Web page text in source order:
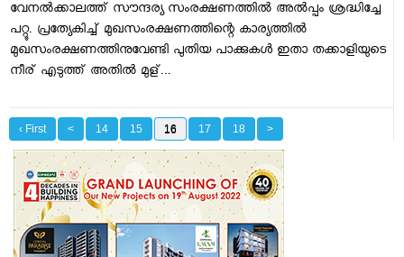
വേനല്‍ക്കാലത്ത്‌ സൗന്ദര്യ സംരക്ഷണത്തില്‍ അല്‍പ്പം ശ്രദ്ധിച്ചേ
പറ്റൂ. പ്രത്യേകിച്ച്‌ മുഖസംരക്ഷണത്തിന്റെ കാര്യത്തില്‍
മുഖസംരക്ഷണത്തിനുവേണ്ടി പുതിയ പാക്കുകള്‍ ഇതാ തക്കാളിയുടെ
നീര്‌ എടുത്ത്‌ അതില്‍ മുള്...
‹ First < 14 15 16 17 18 >